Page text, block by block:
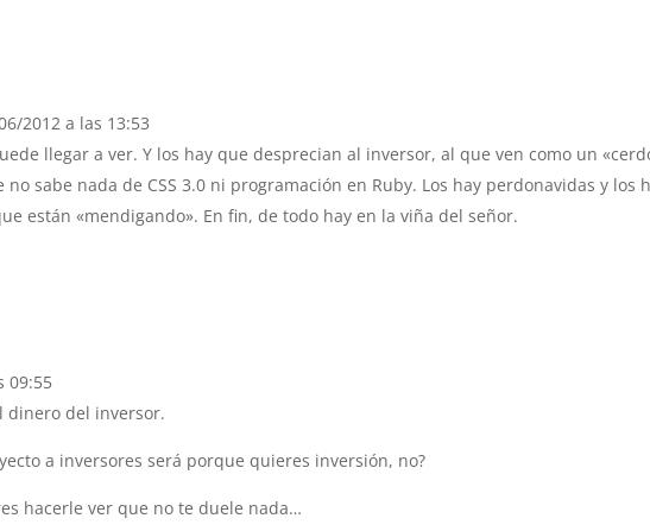
2012 a las 13:53
llegar a ver. Y los hay que desprecian al inversor, al que ven como un
sabe nada de CSS 3.0 ni programación en Ruby. Los hay perdonavidas y los
están «mendigando». En fin, de todo hay en la viña del señor.
09:55
dinero del inversor.
a inversores será porque quieres inversión, no?
hacerle ver que no te duele nada…